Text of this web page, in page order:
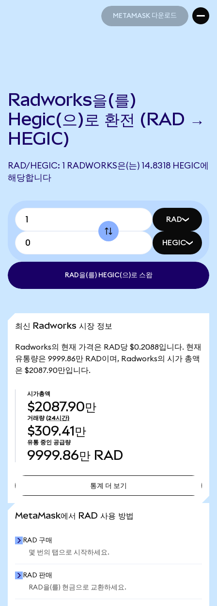
METAMASK 다운로드
Radworks을(를)
Hegic(으)로 환전 (RAD →
HEGIC)
RAD/HEGIC: 1 RADWORKS은(는) 14.8318 HEGIC에
해당합니다
RAD
HEGIC
RAD을(를) HEGIC(으)로 스왑
최신 Radworks 시장 정보
Radworks의 현재 가격은 RAD당 $0.2088입니다. 현재
유통량은 9999.86만 RAD이며, Radworks의 시가 총액
은 $2087.90만입니다.
시가총액
$2087.90만
거래량 (24시간)
$309.41만
유통 중인 공급량
9999.86만 RAD
통계 더 보기
MetaMask에서 RAD 사용 방법
RAD 구매
몇 번의 탭으로 시작하세요.
RAD 판매
RAD을(를) 현금으로 교환하세요.